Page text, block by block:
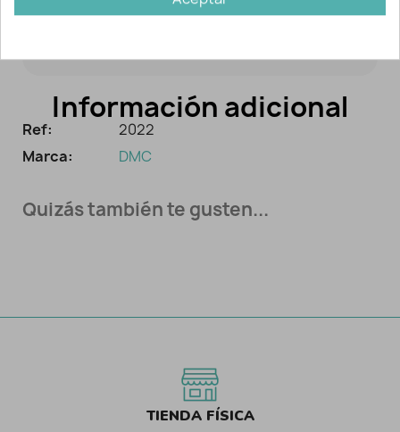
Descubre 12 creaciones diferentes que
Información adicional
Ref:
2022
Marca:
DMC
Quizás también te gusten...
TIENDA FÍSICA